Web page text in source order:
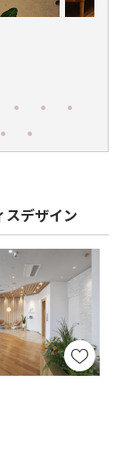
スデザイン